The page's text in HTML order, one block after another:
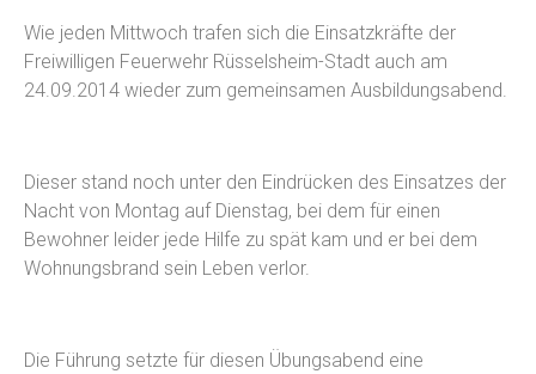
Wie jeden Mittwoch trafen sich die Einsatzkräfte der
Freiwilligen Feuerwehr Rüsselsheim-Stadt auch am
24.09.2014 wieder zum gemeinsamen Ausbildungsabend.
Dieser stand noch unter den Eindrücken des Einsatzes der
Nacht von Montag auf Dienstag, bei dem für einen
Bewohner leider jede Hilfe zu spät kam und er bei dem
Wohnungsbrand sein Leben verlor.
Die Führung setzte für diesen Übungsabend eine